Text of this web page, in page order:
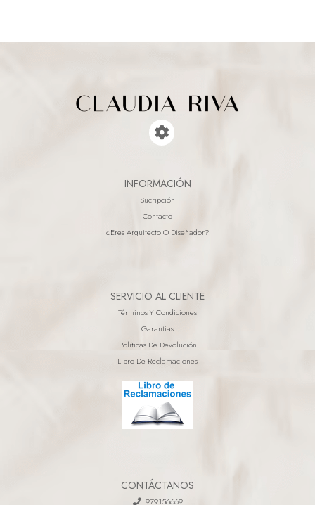
INFORMACIÓN
Sucripción
Contacto
¿eres Arquitecto O Diseñador?
SERVICIO AL CLIENTE
Términos Y Condiciones
Garantias
Políticas De Devolución
Libro De Reclamaciones
CONTÁCTANOS
979156669